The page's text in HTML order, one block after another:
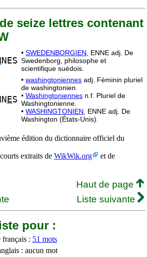
seize lettres contenant
NES
• SWEDENBORGIEN,
ENNE adj. De
Swedenborg, philosophe et
scientifique suédois.
ES
• washingtoniennes adj. Féminin pluriel
de washingtonien.
• Washingtoniennes n.f. Pluriel de
Washingtonienne.
• WASHINGTONIEN,
ENNE adj. De
Washington (États-Unis).
édition du dictionnaire officiel du
extraits de WikWik.org
et de
Haut de page
Liste suivante
pour :
: 51 mots
: aucun mot